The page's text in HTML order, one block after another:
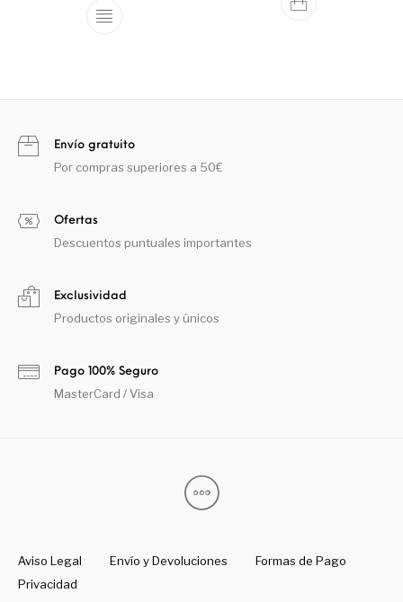
Envío gratuito
Por compras superiores a 50€
Ofertas
Descuentos puntuales importantes
Exclusividad
Productos originales y únicos
Pago 100% Seguro
MasterCard / Visa
Aviso Legal Envío y Devoluciones
Formas de Pago
Privacidad